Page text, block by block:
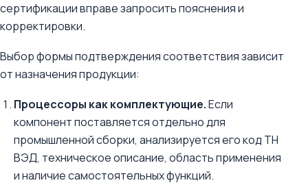
сертификации вправе запросить пояснения и
корректировки.
Выбор формы подтверждения соответствия зависит
от назначения продукции:
Процессоры как комплектующие.Если
компонент поставляется отдельно для
промышленной сборки, анализируется его код ТН
ВЭД, техническое описание, область применения
и наличие самостоятельных функций.